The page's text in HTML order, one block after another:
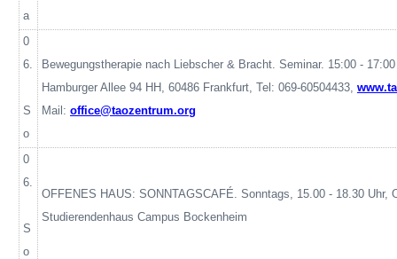
a
0
6.
S
o
Bewegungstherapie nach Liebscher & Bracht. Seminar. 15:00 -
Hamburger Allee 94 HH, 60486 Frankfurt, Tel: 069-60504433,
Mail: office@taozentrum.org
0
6.
S
o
OFFENES HAUS: SONNTAGSCAFÉ. Sonntags, 15.00 - 18.30 Uhr,
Studierendenhaus Campus Bockenheim